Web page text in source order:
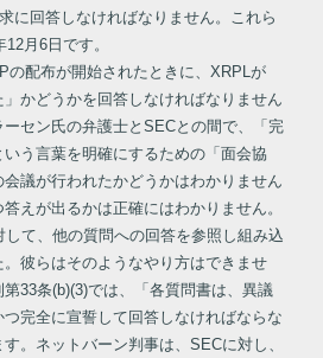
に回答しなければなりません。これら
月6日です。
の配布が開始されたときに、XRPLが
」かどうかを回答しなければなりません
セン氏の弁護士とSECとの間で、「完
う言葉を明確にするための「面会協
議が行われたかどうかはわかりません
えが出るかは正確にはわかりません。
て、他の質問への回答を参照し組み込
彼らはそのようなやり方はできませ
33条(b)(3)では、「各質問書は、異議
完全に宣誓して回答しなければならな
。ネットバーン判事は、SECに対し、